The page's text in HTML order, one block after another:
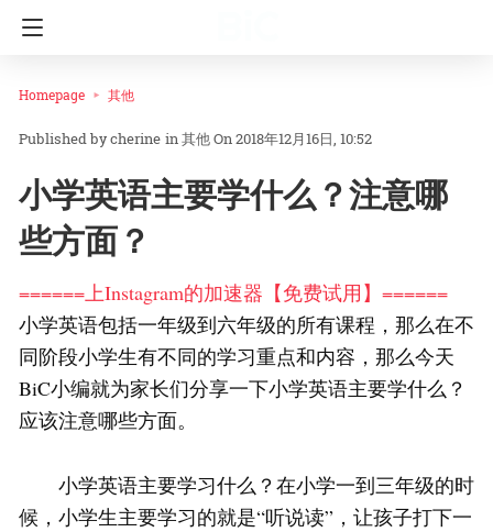
Homepage 其他
cherine in其他On 2018年12月16日, 10:52
小学英语主要学什么？注意哪
些方面？
======上Instagram的加速器【免费试用】======
小学英语包括一年级到六年级的所有课程，那么在不
同阶段小学生有不同的学习重点和内容，那么今天
BiC小编就为家长们分享一下小学英语主要学什么？
应该注意哪些方面。
小学英语主要学习什么？在小学一到三年级的时
候，小学生主要学习的就是“听说读”，让孩子打下一